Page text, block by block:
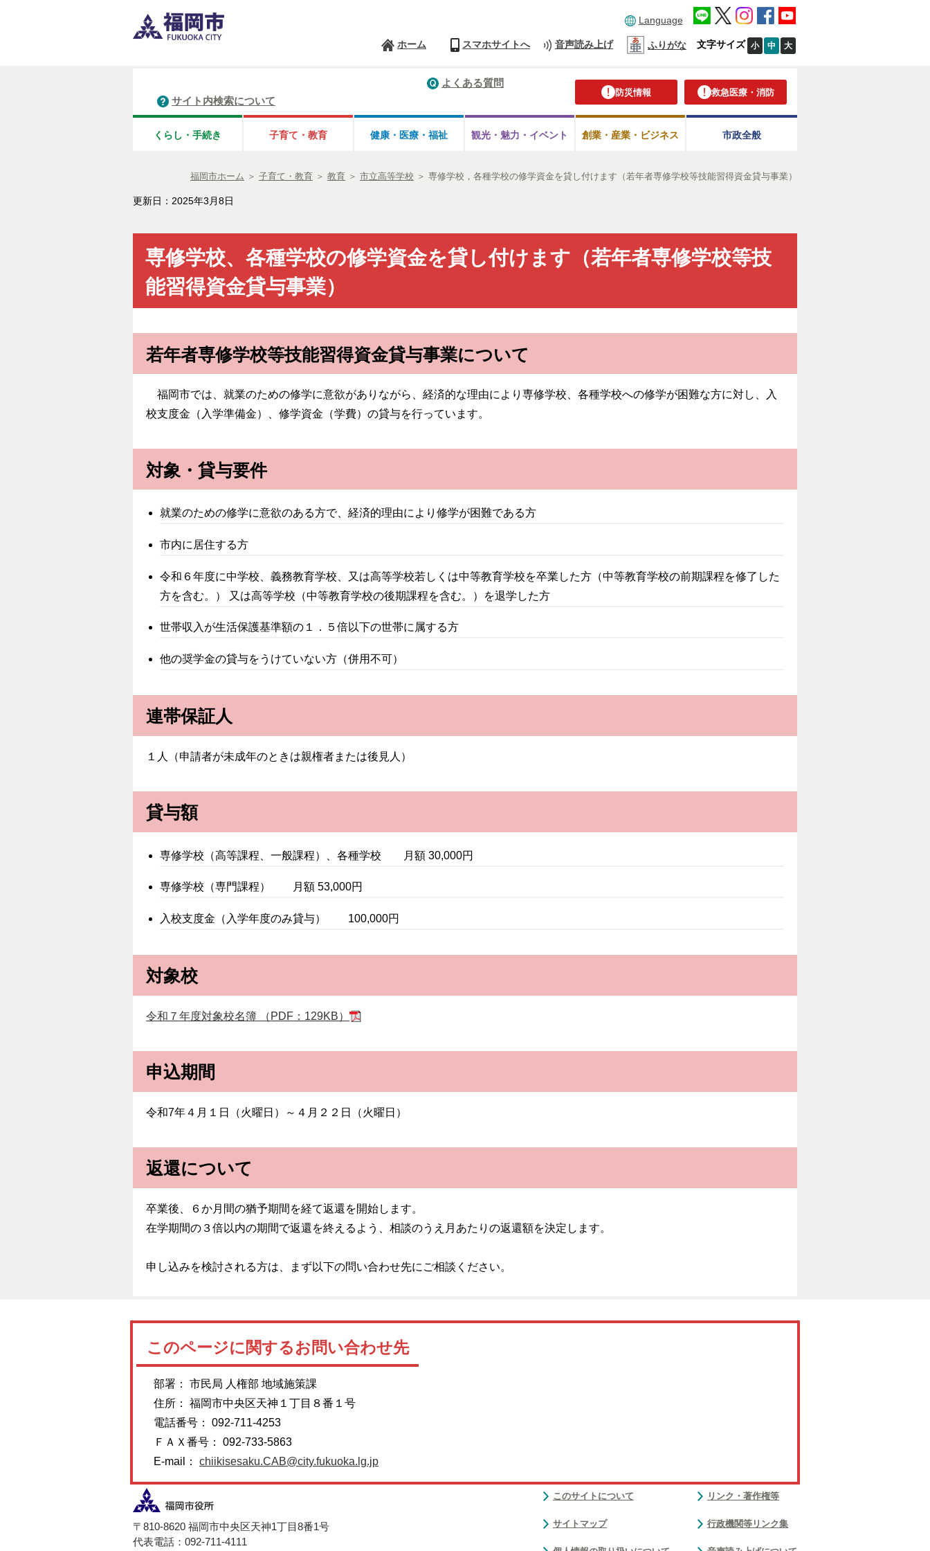
Language
ホーム スマホサイトへ 音声読み上げ ふりがな 文字サイズ 小 中 大
防災情報 救急医療・消防
よくある質問
サイト内検索について
くらし・手続き 子育て・教育 健康・医療・ 福祉 観光・魅力・ イベント 創業・産業・ビジネス 市政全般
福岡市ホーム ＞ 子育て・教育 ＞ 教育 ＞ 市立高等学校 ＞ 専修学校，各種学校の修学資金を貸し付けます（若年者専修学校等技能習得資金貸与事業）
更新日：2025年3月8日
専修学校、各種学校の修学資金を貸し付けます（若年者専修学校等技
能習得資金貸与事業）
若年者専修学校等技能習得資金貸与事業について
福岡市では、就業のための修学に意欲がありながら、経済的な理由により専修学校、各種学校への修学が困難な方に対し、入
校支度金（入学準備金）、修学資金（学費）の貸与を行っています。
対象・貸与要件
就業のための修学に意欲のある方で、経済的理由により修学が困難である方
市内に居住する方
令和６年度に中学校、義務教育学校、又は高等学校若しくは中等教育学校を卒業した方（中等教育学校の前期課程を修了した
方を含む。） 又は高等学校（中等教育学校の後期課程を含む。）を退学した方
世帯収入が生活保護基準額の１．５倍以下の世帯に属する方
他の奨学金の貸与をうけていない方（併用不可）
連帯保証人
１人（申請者が未成年のときは親権者または後見人）
貸与額
専修学校（高等課程、一般課程）、各種学校 月額 30,000円
専修学校（専門課程） 月額 53,000円
入校支度金（入学年度のみ貸与） 100,000円
対象校
令和７年度対象校名簿 （PDF：129KB）
申込期間
令和7年４月１日（火曜日）～４月２２日（火曜日）
返還について
卒業後、６か月間の猶予期間を経て返還を開始します。
在学期間の３倍以内の期間で返還を終えるよう、相談のうえ月あたりの返還額を決定します。
申し込みを検討される方は、まず以下の問い合わせ先にご相談ください。
このページに関するお問い合わせ先
部署： 市民局 人権部 地域施策課
住所： 福岡市中央区天神１丁目８番１号
電話番号： 092-711-4253
ＦＡＸ番号： 092-733-5863
E-mail： chiikisesaku.CAB@city.fukuoka.lg.jp
〒810-8620 福岡市中央区天神1丁目8番1号
代表電話：092-711-4111
このサイトについて
サイトマップ
リンク・著作権等
行政機関等リンク集